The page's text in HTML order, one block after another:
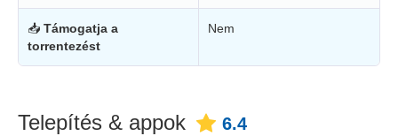
📥 Támogatja a
torrentezést
Nem
Telepítés & appok 6.4